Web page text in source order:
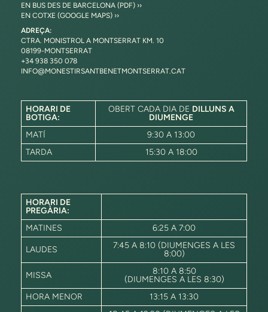
EN BUS DES DE BARCELONA (PDF) ››
EN COTXE (GOOGLE MAPS) ››
ADREÇA:
CTRA. MONISTROL A MONTSERRAT KM. 10
08199-MONTSERRAT
+34 938 350 078
INFO@MONESTIRSANTBENETMONTSERRAT.CAT
HORARI DE
BOTIGA:
OBERT CADA DIA DE DILLUNS A
DIUMENGE
MATÍ
9:30 A 13:00
TARDA
15:30 A 18:00
HORARI DE
PREGÀRIA:
MATINES
6:25 A 7:00
LAUDES
7:45 A 8:10 (DIUMENGES A LES
8:00)
MISSA
8:10 A 8:50
(DIUMENGES A LES 8:30)
HORA MENOR
13:15 A 13:30